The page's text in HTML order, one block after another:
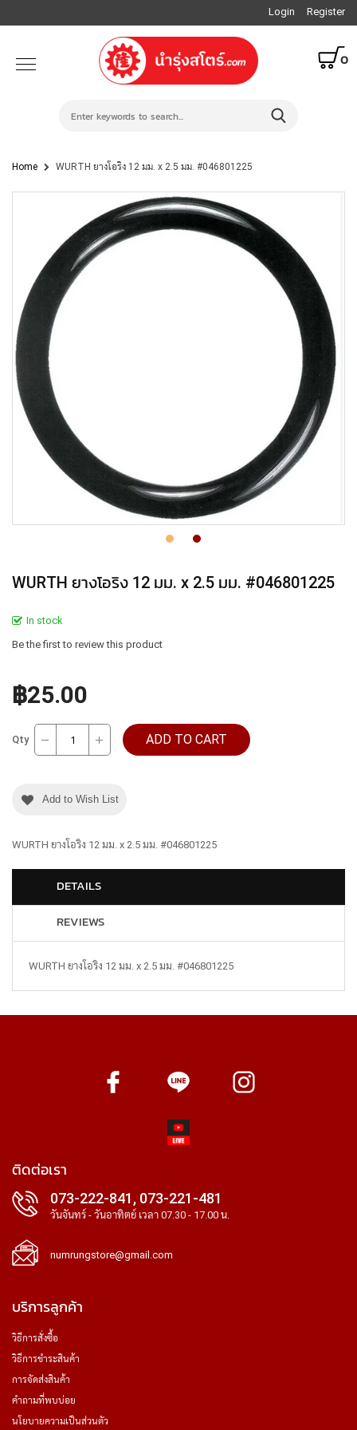
Login Register
0
Home WURTH ยางโอริง 12 มม. x 2.5 มม. #046801225
WURTH ยางโอริง 12 มม. x 2.5 มม. #046801225
In stock
Be the first to review this product
฿25.00
Qty ADD TO CART
Add to Wish List
WURTH ยางโอริง 12 มม. x 2.5 มม. #046801225
DETAILS
REVIEWS
WURTH ยางโอริง 12 มม. x 2.5 มม. #046801225
ติดต่อเรา
073-222-841, 073-221-481
วันจันทร์ - วันอาทิตย์ เวลา 07.30 - 17.00 น.
numrungstore@gmail.com
บริการลูกค้า
วิธีการสั่งซื้อ
วิธีการชำระสินค้า
การจัดส่งสินค้า
คำถามที่พบบ่อย
นโยบายความเป็นส่วนตัว